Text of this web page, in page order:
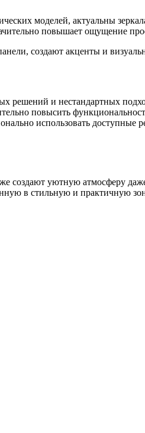
моделей, актуальны
повышает ощущение
создают акценты и
решений и нестандартных
повысить
использовать доступные
создают уютную атмосферу
в стильную и практичную